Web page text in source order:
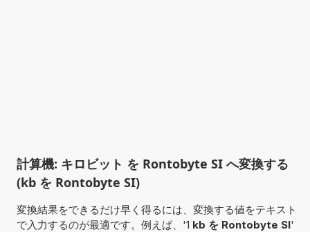
計算機: キロビット を Rontobyte SI へ変換する
(kb を Rontobyte SI)
変換結果をできるだけ早く得るには、変換する値をテキスト
で入力するのが最適です。例えば、'1 kb を Rontobyte SI'